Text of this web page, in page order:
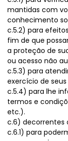
mantidas com
conhecimento
c.5.2) para
fim de que
a proteção de
ou acesso não
c.5.3) para
exercício de
c.5.4) para lhe
termos e
etc.).
c.6) decorrentes
c.6.1) para